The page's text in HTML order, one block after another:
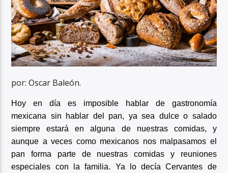
por: Oscar Baleón.
Hoy en día es imposible hablar de gastronomía
mexicana sin hablar del pan, ya sea dulce o salado
siempre estará en alguna de nuestras comidas, y
aunque a veces como mexicanos nos malpasamos el
pan forma parte de nuestras comidas y reuniones
especiales con la familia. Ya lo decía Cervantes de